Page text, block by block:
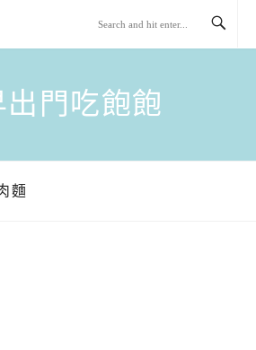
出門吃飽飽
麵